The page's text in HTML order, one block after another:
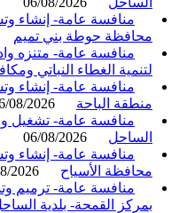
منافسة عامة- إنشاء وتشغيل
محافظة حوطة بني تميم
منافسة عامة- متنزه وادي
لتنمية الغطاء النباتي ومكافحة
منطقة الباحة
06/08/2026
منافسة عامة- تشغيل
الساحل
06/08/2026
منافسة عامة- إنشاء
محافظة الأسياح
05/08/2026
منافسة عامة- ترميم
بمركز القمحة- بلدية الساحل